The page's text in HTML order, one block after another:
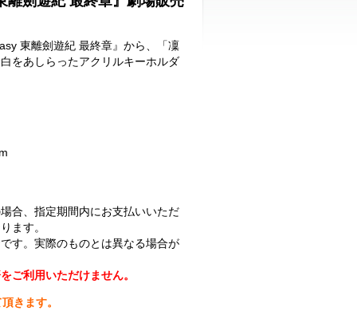
東離劍遊紀 最終章』から、「凜
をあしらったアクリルキーホルダ
合、指定期間内にお支払いいただ
ます。
す。実際のものとは異なる場合が
ご利用いただけません。
きます。